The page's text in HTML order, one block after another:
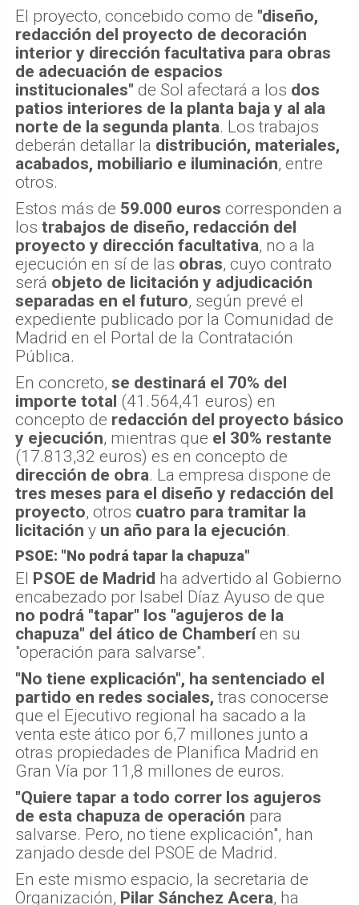
El proyecto, concebido como de "diseño,
redacción del proyecto de decoración
interior y dirección facultativa para obras
de adecuación de espacios
institucionales" de Sol afectará a los dos
patios interiores de la planta baja y al ala
norte de la segunda planta. Los trabajos
deberán detallar la distribución, materiales,
acabados, mobiliario e iluminación, entre
otros.
Estos más de 59.000 euros corresponden a
los trabajos de diseño, redacción del
proyecto y dirección facultativa, no a la
ejecución en sí de las obras, cuyo contrato
será objeto de licitación y adjudicación
separadas en el futuro, según prevé el
expediente publicado por la Comunidad de
Madrid en el Portal de la Contratación
Pública.
En concreto, se destinará el 70% del
importe total (41.564,41 euros) en
concepto de redacción del proyecto básico
y ejecución, mientras que el 30% restante
(17.813,32 euros) es en concepto de
dirección de obra. La empresa dispone de
tres meses para el diseño y redacción del
proyecto, otros cuatro para tramitar la
licitación y un año para la ejecución.
PSOE: "No podrá tapar la chapuza"
El PSOE de Madrid ha advertido al Gobierno
encabezado por Isabel Díaz Ayuso de que
no podrá "tapar" los "agujeros de la
chapuza" del ático de Chamberíen su
"operación para salvarse".
"No tiene explicación", ha sentenciado el
partido en redes sociales, tras conocerse
que el Ejecutivo regional ha sacado a la
venta este ático por 6,7 millones junto a
otras propiedades de Planifica Madrid en
Gran Vía por 11,8 millones de euros.
"Quiere tapar a todo correr los agujeros
de esta chapuza de operación para
salvarse. Pero, no tiene explicación", han
zanjado desde del PSOE de Madrid.
En este mismo espacio, la secretaria de
Organización, Pilar Sánchez Acera, ha